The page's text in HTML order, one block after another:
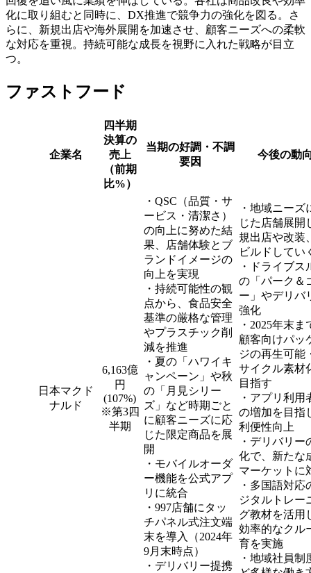
化に取り組むと同時に、DX推進で競争力の強化を図る。さ
らに、新規出店や海外展開を加速させ、顧客ニーズへの柔軟
な対応を重視。持続可能な成長を視野に入れた戦略が目立
つ。
ファストフード
企業名
四半期
決算の
売上
（前期
比%）
当期の好調・不調
要因
今後の動
日本マクド
ナルド
6,163億
円
(107%)
※第3四
半期
・QSC（品質・サ
ービス・清潔さ）
の向上に努めた結
果、店舗体験とブ
ランドイメージの
向上を実現
・持続可能性の観
点から、食品安全
基準の厳格な管理
やプラスチック削
減を推進
・夏の「ハワイキ
ャンペーン」や秋
の「月見シリー
ズ」など時期ごと
に顧客ニーズに応
じた限定商品を展
開
・モバイルオーダ
ー機能を公式アプ
リに統合
・997店舗にタッ
チパネル式注文端
末を導入（2024年
9月末時点）
・デリバリー提携
・地域ニーズ
じた店舗展開
規出店や改装
ビルドしてい
・ドライブス
の「パーク＆
ー」やデリバ
強化
・2025年末ま
顧客向けパッ
ジの再生可能
サイクル素材
目指す
・アプリ利用
の増加を目指
利便性向上
・デリバリー
化で、新たな
マーケットに
・多国語対応
ジタルトレー
グ教材を活用
効率的なクル
育を実施
・地域社員制